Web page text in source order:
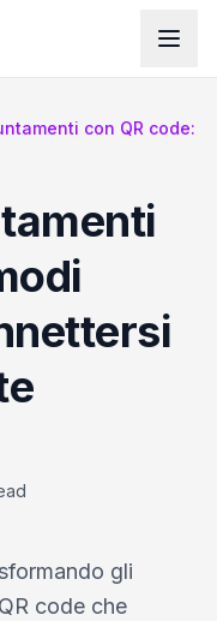
con QR code:
gli
code che